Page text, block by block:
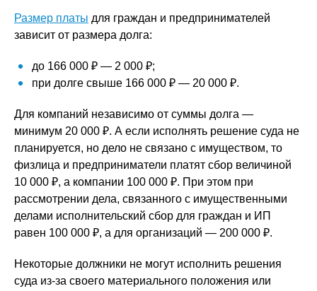
Размер платы для граждан и предпринимателей
зависит от размера долга:
до 166 000 ₽ — 2 000 ₽;
при долге свыше 166 000 ₽ — 20 000 ₽.
Для компаний независимо от суммы долга —
минимум 20 000 ₽. А если исполнять решение суда не
планируется, но дело не связано с имуществом, то
физлица и предприниматели платят сбор величиной
10 000 ₽, а компании 100 000 ₽. При этом при
рассмотрении дела, связанного с имущественными
делами исполнительский сбор для граждан и ИП
равен 100 000 ₽, а для организаций — 200 000 ₽.
Некоторые должники не могут исполнить решения
суда из-за своего материального положения или